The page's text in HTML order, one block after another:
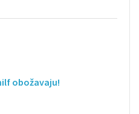
obožavaju!